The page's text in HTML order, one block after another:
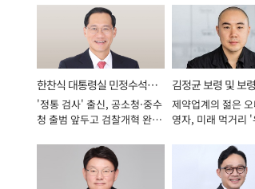
한찬식 대통령실 민정수석비
서관
'정통 검사' 출신, 공소청·중수
청 출범 앞두고 검찰개혁 완수
김정균 보령 및 보
표이사 사장
제약업계의 젊은
영자, 미래 먹거리